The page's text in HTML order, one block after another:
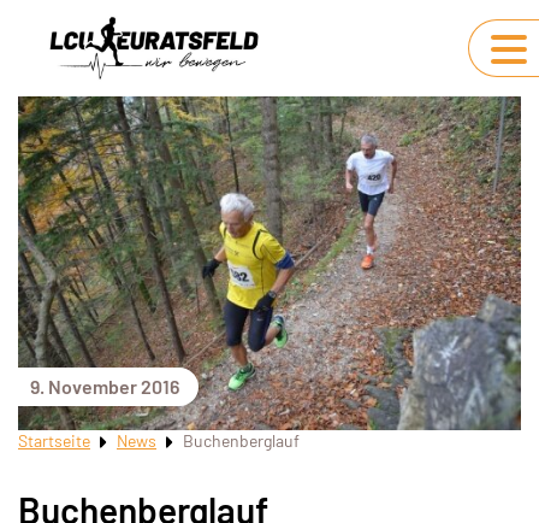
9. November 2016
Startseite News Buchenberglauf
Buchenberglauf